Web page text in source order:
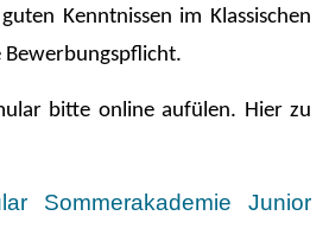
Kenntnissen im Klassischen
Bewerbungspflicht.
bitte online aufülen. Hier zu
Sommerakademie Junior